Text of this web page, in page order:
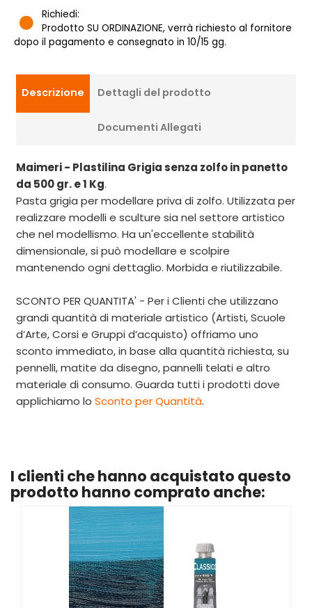
Richiedi:
Prodotto SU ORDINAZIONE, verrà richiesto al fornitore
dopo il pagamento e consegnato in 10/15 gg.
Descrizione Dettagli del prodotto
Documenti Allegati
Maimeri - Plastilina Grigia senza zolfo in panetto
da 500 gr. e 1 Kg.
Pasta grigia per modellare priva di zolfo. Utilizzata per
realizzare modelli e sculture sia nel settore artistico
che nel modellismo. Ha un'eccellente stabilità
dimensionale, si può modellare e scolpire
mantenendo ogni dettaglio. Morbida e riutilizzabile.
SCONTO PER QUANTITA' - Per i Clienti che utilizzano
grandi quantità di materiale artistico (Artisti, Scuole
d’Arte, Corsi e Gruppi d’acquisto) offriamo uno
sconto immediato, in base alla quantità richiesta, su
pennelli, matite da disegno, pannelli telati e altro
materiale di consumo. Guarda tutti i prodotti dove
applichiamo lo Sconto per Quantità.
I clienti che hanno acquistato questo
prodotto hanno comprato anche: